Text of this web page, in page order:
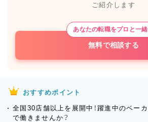
ご紹介します
あなたの転職をプロと一
無料で相談する
おすすめポイント
全国30店舗以上を展開中！躍進中のベー
で働きませんか？